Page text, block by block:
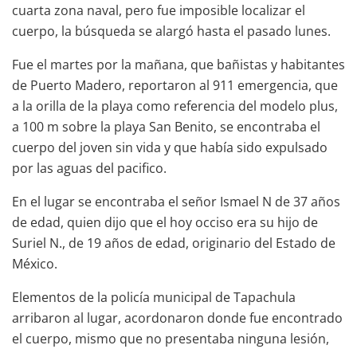
cuarta zona naval, pero fue imposible localizar el
cuerpo, la búsqueda se alargó hasta el pasado lunes.
Fue el martes por la mañana, que bañistas y habitantes
de Puerto Madero, reportaron al 911 emergencia, que
a la orilla de la playa como referencia del modelo plus,
a 100 m sobre la playa San Benito, se encontraba el
cuerpo del joven sin vida y que había sido expulsado
por las aguas del pacifico.
En el lugar se encontraba el señor Ismael N de 37 años
de edad, quien dijo que el hoy occiso era su hijo de
Suriel N., de 19 años de edad, originario del Estado de
México.
Elementos de la policía municipal de Tapachula
arribaron al lugar, acordonaron donde fue encontrado
el cuerpo, mismo que no presentaba ninguna lesión,